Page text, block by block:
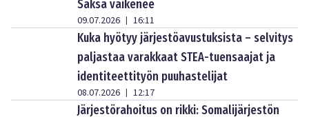
Saksa vaikenee
09.07.2026 | 16:11
Kuka hyötyy järjestöavustuksista – selvitys
paljastaa varakkaat STEA-tuensaajat ja
identiteettityön puuhastelijat
08.07.2026 | 12:17
Järjestörahoitus on rikki: Somalijärjestön